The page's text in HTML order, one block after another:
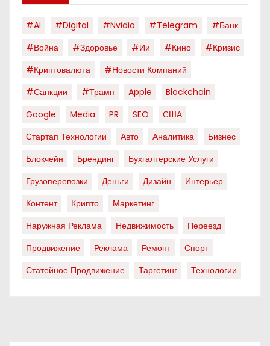
#AI #digital #nvidia #telegram
#банк
#война
#здоровье #ии #кино
#кризис
#криптовалюта
#новости Компаний
#санкции
#трамп Apple
Blockchain
Google
Media PR SEO
США
Стартап Технологии
Авто Аналитика
Бизнес
Блокчейн
Брендинг
Бухгалтерские Услуги
Грузоперевозки
Деньги Дизайн
Интерьер
Контент
Крипто
Маркетинг
Наружная Реклама
Недвижимость
Переезд
Продвижение
Реклама Ремонт
Спорт
Статейное Продвижение
Таргетинг Технологии